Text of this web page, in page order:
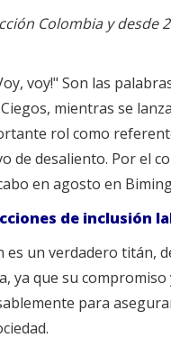
Colombia y
voy!" Son las
mientras se
rol como
de desaliento. Por el
en agosto en
de inclusión
es un verdadero
ya que su
para